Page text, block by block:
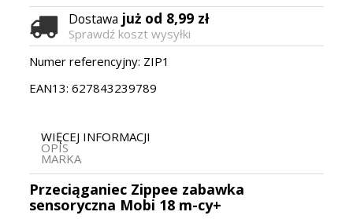
Dostawa już od 8,99 zł
Sprawdź koszt wysyłki
Numer referencyjny: ZIP1
EAN13: 627843239789
WIĘCEJ INFORMACJI
OPIS
MARKA
Przeciąganiec Zippee zabawka
sensoryczna Mobi 18 m-cy+